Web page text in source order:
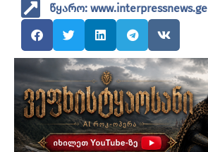
წყარო: www.interpressnews.ge